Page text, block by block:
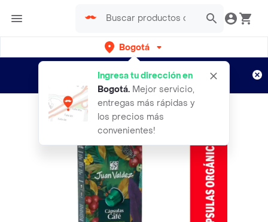
Bogotá
Ingresa tu dirección en
Bogotá. Mejor servicio,
entregas más rápidas y
los precios más
convenientes!
envíos gratis por semanas
Aplican TyC